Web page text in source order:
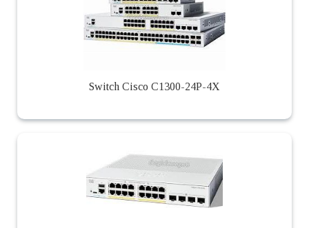
Switch Cisco C1300-24P-4X